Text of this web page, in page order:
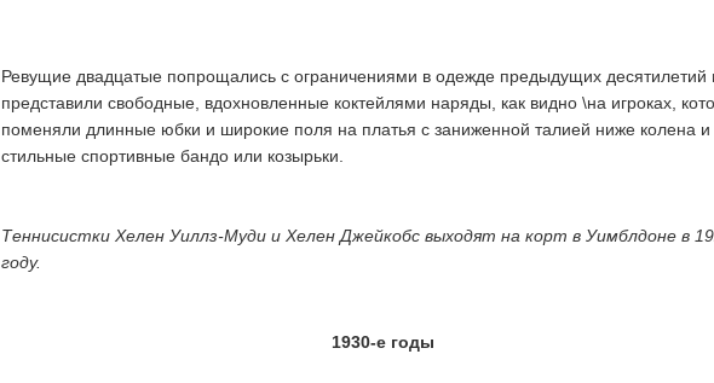
Ревущие двадцатые попрощались с ограничениями в одежде предыдущих десятилетий
представили свободные, вдохновленные коктейлями наряды, как видно \на игроках,
поменяли длинные юбки и широкие поля на платья с заниженной талией ниже колена и
стильные спортивные бандо или козырьки.
Теннисистки Хелен Уиллз-Муди и Хелен Джейкобс выходят на корт в Уимблдоне в
году.
1930-е годы